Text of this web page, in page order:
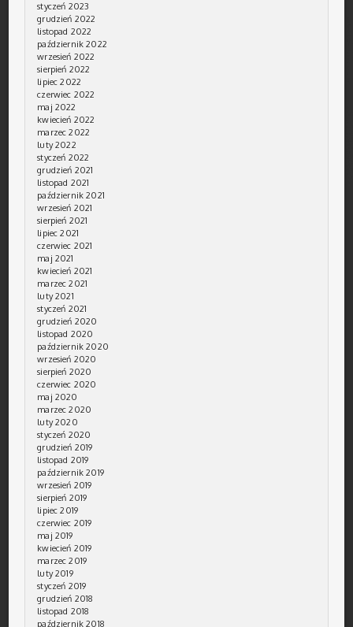
styczeń 2023
grudzień 2022
listopad 2022
październik 2022
wrzesień 2022
sierpień 2022
lipiec 2022
czerwiec 2022
maj 2022
kwiecień 2022
marzec 2022
luty 2022
styczeń 2022
grudzień 2021
listopad 2021
październik 2021
wrzesień 2021
sierpień 2021
lipiec 2021
czerwiec 2021
maj 2021
kwiecień 2021
marzec 2021
luty 2021
styczeń 2021
grudzień 2020
listopad 2020
październik 2020
wrzesień 2020
sierpień 2020
czerwiec 2020
maj 2020
marzec 2020
luty 2020
styczeń 2020
grudzień 2019
listopad 2019
październik 2019
wrzesień 2019
sierpień 2019
lipiec 2019
czerwiec 2019
maj 2019
kwiecień 2019
marzec 2019
luty 2019
styczeń 2019
grudzień 2018
listopad 2018
październik 2018